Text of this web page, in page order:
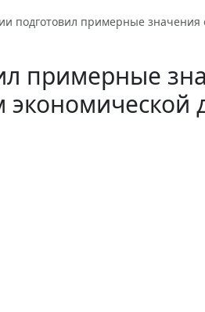
подготовил примерные значения
примерные